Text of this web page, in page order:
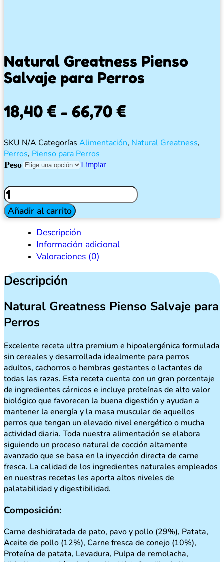
Natural Greatness Pienso
Salvaje para Perros
18,40 € - 66,70 €
precios:
18,40 €
hasta
SKU N/A Categorías Alimentación, Natural Greatness,
Perros, Pienso para Perros
Peso Limpiar
Natural
Greatness
Pienso
Salvaje
cantidad
Añadir al carrito
Descripción
Información adicional
Valoraciones (0)
Descripción
Natural Greatness Pienso Salvaje para
Perros
Excelente receta ultra premium e hipoalergénica formulada
sin cereales y desarrollada idealmente para perros
adultos, cachorros o hembras gestantes o lactantes de
todas las razas. Esta receta cuenta con un gran porcentaje
de ingredientes cárnicos e incluye proteínas de alto valor
biológico que favorecen la buena digestión y ayudan a
mantener la energía y la masa muscular de aquellos
perros que tengan un elevado nivel energético o mucha
actividad diaria. Toda nuestra alimentación se elabora
siguiendo un proceso natural de cocción altamente
avanzado que se basa en la inyección directa de carne
fresca. La calidad de los ingredientes naturales empleados
en nuestras recetas les aporta altos niveles de
palatabilidad y digestibilidad.
Composición:
Carne deshidratada de pato, pavo y pollo (29%), Patata,
Aceite de pollo (12%), Carne fresca de conejo (10%),
Proteína de patata, Levadura, Pulpa de remolacha,